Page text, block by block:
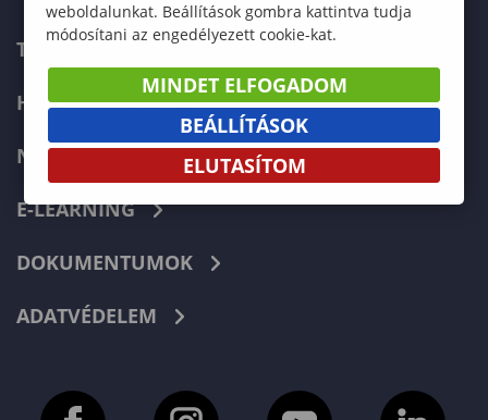
TELEFONKÖNYV
HIBABEJELENTÉS
NEPTUN
E-LEARNING
DOKUMENTUMOK
ADATVÉDELEM
weboldalunkat. Beállítások gombra kattintva tudja
módosítani az engedélyezett cookie-kat.
MINDET ELFOGADOM
BEÁLLÍTÁSOK
ELUTASÍTOM